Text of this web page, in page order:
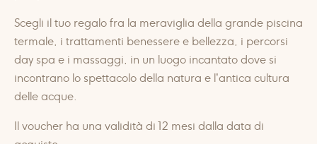
Scegli il tuo regalo fra la meraviglia della grande piscina
termale, i trattamenti benessere e bellezza, i percorsi
day spa e i massaggi, in un luogo incantato dove si
incontrano lo spettacolo della natura e l’antica cultura
delle acque.
Il voucher ha una validità di 12 mesi dalla data di